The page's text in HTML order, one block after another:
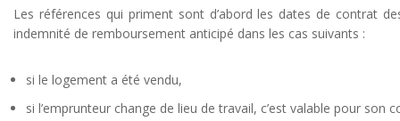
Les références qui priment sont d’abord les dates de contrat
indemnité de remboursement anticipé dans les cas suivants :
si le logement a été vendu,
si l’emprunteur change de lieu de travail, c’est valable pour son